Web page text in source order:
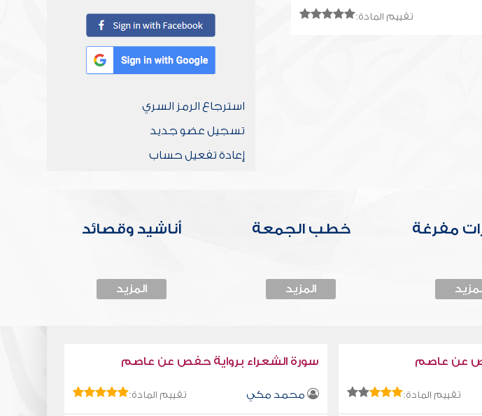
تقييم المادة:
استرجاع الرمز السري
تسجيل عضو جديد
إعادة تفعيل حساب
مفرغة خطب الجمعة
المزيد
أناشيد وقصائد
المزيد
عن عاصم
تقييم المادة:
سورة الشعراء برواية حفص عن عاصم
محمد مكي تقييم المادة: